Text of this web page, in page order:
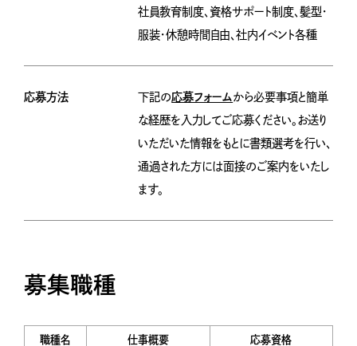
社員教育制度、資格サポート制度、髪型・
服装・休憩時間自由、社内イベント各種
応募方法 下記の応募フォームから必要事項と簡単
な経歴を入力してご応募ください。お送り
いただいた情報をもとに書類選考を行い、
通過された方には面接のご案内をいたし
ます。
募集職種
職種名 仕事概要 応募資格